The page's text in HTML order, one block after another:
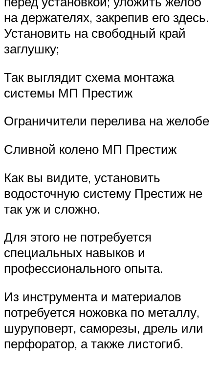
на держателях, закрепив его здесь.
Установить на свободный край
заглушку;
Так выглядит схема монтажа
системы МП Престиж
Ограничители перелива на желобе
Сливной колено МП Престиж
Как вы видите, установить
водосточную систему Престиж не
так уж и сложно.
Для этого не потребуется
специальных навыков и
профессионального опыта.
Из инструмента и материалов
потребуется ножовка по металлу,
шуруповерт, саморезы, дрель или
перфоратор, а также листогиб.